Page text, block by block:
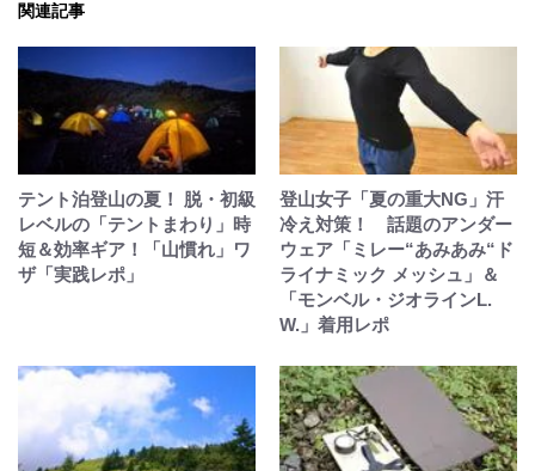
関連記事
テント泊登山の夏！ 脱・初級
レベルの「テントまわり」時
短＆効率ギア！「山慣れ」ワ
ザ「実践レポ」
登山女子「夏の重大NG」汗
冷え対策！ 話題のアンダー
ウェア「ミレー“あみあみ“ド
ライナミック メッシュ」＆
「モンベル・ジオラインL.
W.」着用レポ